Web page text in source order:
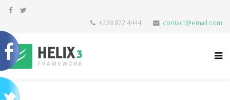
+228 872 4444 contact@email.com